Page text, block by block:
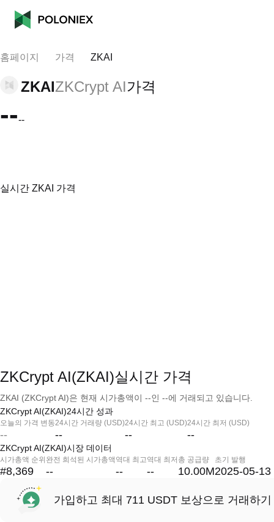
홈페이지 가격 ZKAI
ZKAIZKCrypt AI가격
----
실시간 ZKAI 가격
ZKCrypt AI(ZKAI)실시간 가격
ZKAI (ZKCrypt AI)은 현재 시가총액이 --인 --에 거래되고 있습니다.
ZKCrypt AI(ZKAI)24시간 성과
오늘의 가격 변동
--
24시간 거래량 (USD)
--
24시간 최고 (USD)
--
24시간 최저 (USD)
--
ZKCrypt AI(ZKAI)시장 데이터
시가총액 순위
#8,369
완전 희석된 시가총액
--
역대 최고
--
역대 최저
--
총 공급량
10.00M
초기 발행
2025-05-13
가입하고 최대 711 USDT 보상으로 거래하기